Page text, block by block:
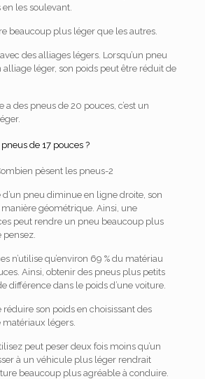
les soulevant.
beaucoup plus léger que les autres.
des alliages légers. Lorsqu’un pneu
léger, son poids peut être réduit de
a des pneus de 20 pouces, c’est un
de 17 pouces ?
pneu diminue en ligne droite, son
géométrique. Ainsi, une
peut rendre un pneu beaucoup plus
pensez.
n’utilise qu’environ 69 % du matériau
Ainsi, obtenir des pneus plus petits
différence dans le poids d’une voiture.
son poids en choisissant des
matériaux légers.
peut peser deux fois moins qu’un
à un véhicule plus léger rendrait
beaucoup plus agréable à conduire.